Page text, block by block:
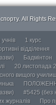
All Rights
1 курс
відділення
Бадмінтон
20 листопада
вищого
#5425 (без
журналів
Про